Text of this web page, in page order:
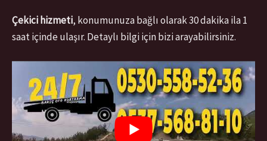
Çekici hizmeti, konumunuza bağlı olarak 30 dakika ila 1
saat içinde ulaşır. Detaylı bilgi için bizi arayabilirsiniz.